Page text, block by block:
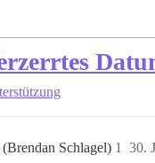
(Brendan Schlagel) 30.
1